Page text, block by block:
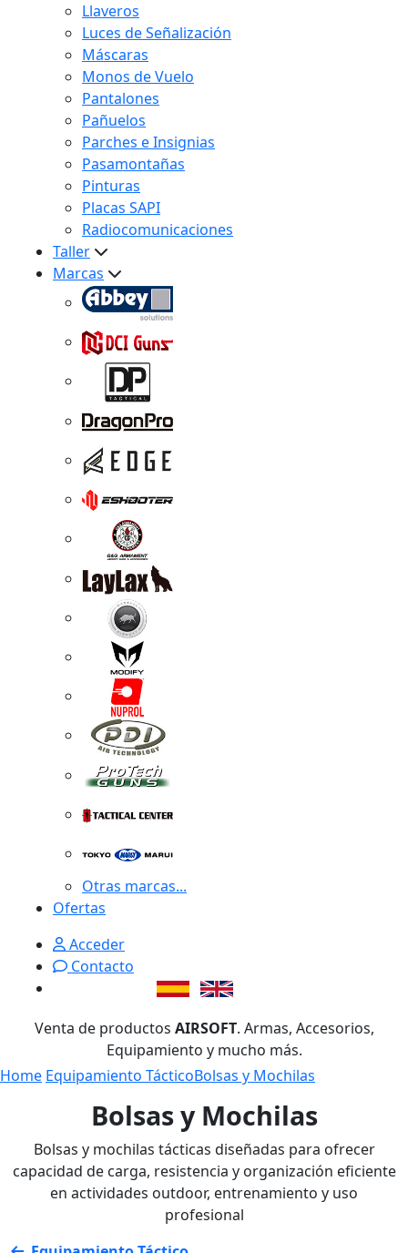
Llaveros
Luces de Señalización
Máscaras
Monos de Vuelo
Pantalones
Pañuelos
Parches e Insignias
Pasamontañas
Pinturas
Placas SAPI
Radiocomunicaciones
Taller
Marcas
Otras marcas...
Ofertas
Acceder
Contacto
Venta de productos AIRSOFT. Armas, Accesorios,
Equipamiento y mucho más.
Home Equipamiento TácticoBolsas y Mochilas
Bolsas y Mochilas
Bolsas y mochilas tácticas diseñadas para ofrecer
capacidad de carga, resistencia y organización eficiente
en actividades outdoor, entrenamiento y uso
profesional